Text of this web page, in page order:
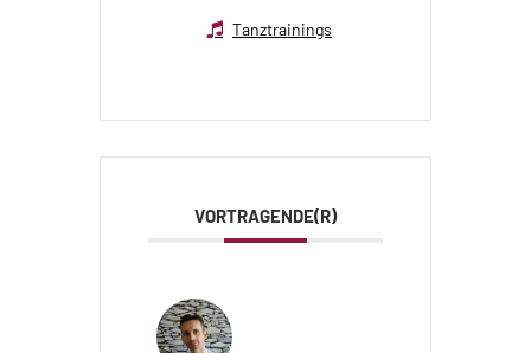
Tanztrainings
VORTRAGENDE(R)